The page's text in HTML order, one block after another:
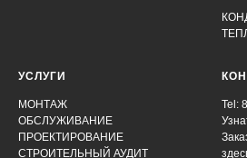
УСЛУГИ
МОНТАЖ
ОБСЛУЖИВАНИЕ
ПРОЕКТИРОВАНИЕ
СТРОИТЕЛЬНЫЙ АУДИТ
Tel: